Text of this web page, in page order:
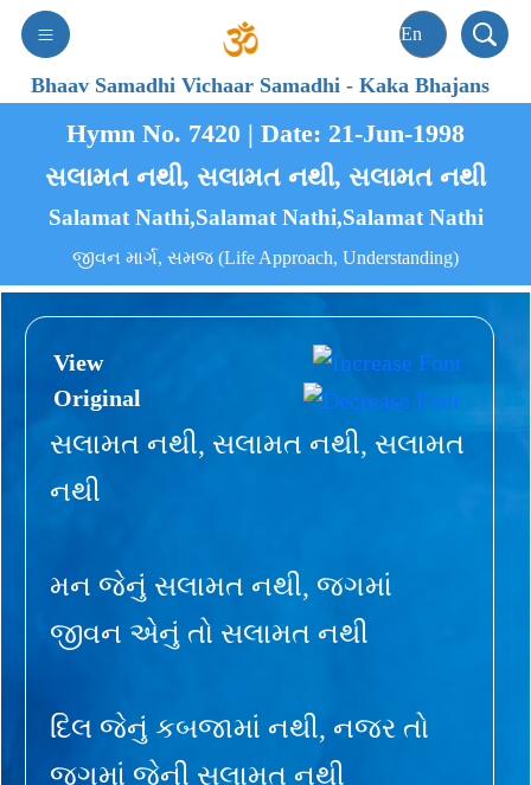
Bhaav Samadhi Vichaar Samadhi-Kaka Bhajans
Hymn No. 7420 | Date: 21-Jun-1998
સલામત નથી, સલામત નથી, સલામત નથી
Salamat Nathi,Salamat Nathi,Salamat Nathi
જીવન માર્ગ, સમજ (Life Approach, Understanding)
View
Original
સલામત નથી, સલામત નથી, સલામત
નથી
મન જેનું સલામત નથી, જગમાં
જીવન એનું તો સલામત નથી
દિલ જેનું કબજામાં નથી, નજર તો
જગમાં જેની સલામત નથી